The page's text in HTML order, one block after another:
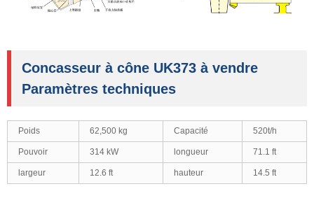
Concasseur à cône UK373 à vendre
Paramètres techniques
Poids 62,500 kg Capacité 520t/h
Pouvoir 314 kW longueur 71.1 ft
largeur 12.6 ft hauteur 14.5 ft